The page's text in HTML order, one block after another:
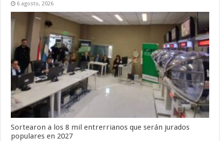
6 agosto, 2026
Sortearon a los 8 mil entrerrianos que serán jurados
populares en 2027